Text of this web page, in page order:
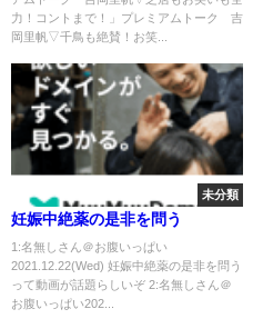
組内容解析まとめ
力！コントまで！」プレミアムトーク 吉
岡里帆▽千鳥も絶賛！お笑...
未分類
妊娠中絶薬の是非を問う
1:名無しさん＠お腹いっぱい
2021.12.22(Wed) 妊娠中絶薬の是非を問う
って動画が話題らしいぞ 2:名無しさん＠
お腹いっぱい202...